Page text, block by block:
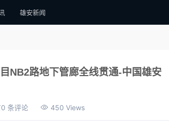
雄安新闻
NB2路地下管廊全线贯通-中国雄安
条评论 450 Views